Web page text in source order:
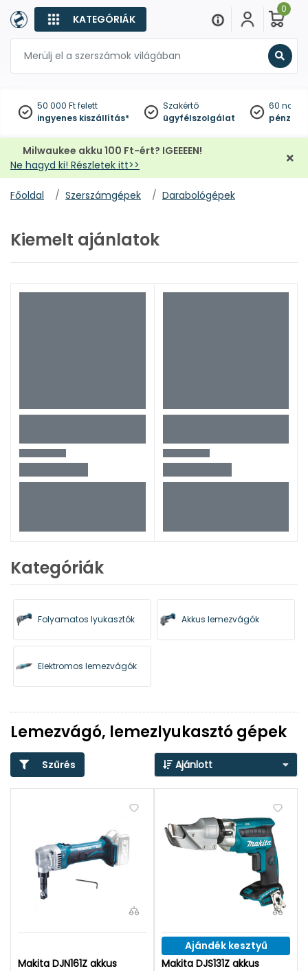
KATEGÓRIÁK
0
50 000 Ft felett
ingyenes kiszállítás*
Szakértő
ügyfélszolgálat
60
Milwaukee akku 100 Ft-ért? IGEEEEN!
Ne hagyd ki! Részletek itt>>
Főoldal Szerszámgépek Darabológépek
Kiemelt ajánlatok
Kategóriák
Folyamatos lyukasztók Akkus lemezvágók
Elektromos lemezvágók
Lemezvágó, lemezlyukasztó gépek
Szűrés Ajánlott
Makita DJN161Z akkus
Ajándék kesztyű
Makita DJS131Z akkus